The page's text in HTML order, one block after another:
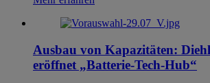
Ausbau von Kapazitäten:
eröffnet „Batterie-Tech-Hub“